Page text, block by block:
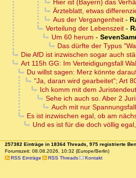
Hier ist (Bayern) das
Ärzteblatt, etwas
Aus der Vergangenheit-
Verteilung der Lebenszeit-
Um 60 herum -
Das dürfte der Typus
Die AfD ist inzwischen sogar auch
Art 115h GG: Im Verteidigungsfall
Du willst sagen: Merz könnte
"Ja, daran wird gearbeitet"; Art
Ich komm mit dem
Sehe ich auch so. Aber 2
Auch mit nur
Es ist inzwischen egal, ob am
Und es ist für die doch völlig
257382 Einträge in 18364 Threads, 975 registrierte
Forumszeit: 08.08.2026, 10:32 (Europe/Berlin)
RSS Einträge
RSS Threads Kontakt